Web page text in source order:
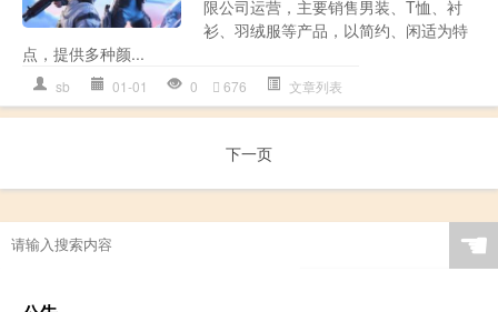
限公司运营，主要销售男装、T恤、衬
衫、羽绒服等产品，以简约、闲适为特
点，提供多种颜...
sb 01-01 0 676 文章列表
下一页
☚